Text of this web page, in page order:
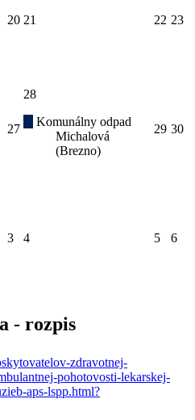
20 21 22 23
27
28
Komunálny odpad
Michalová
(Brezno)
29 30
3 4 5 6
- rozpis